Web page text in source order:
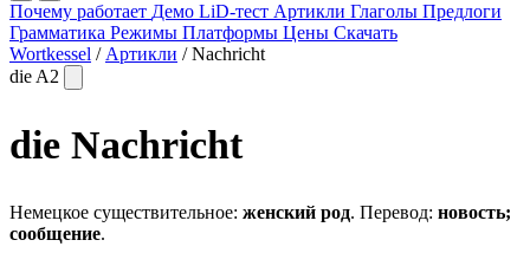
Почему работает Демо LiD-тест Артикли Глаголы Предлоги
Грамматика Режимы Платформы Цены Скачать
Wortkessel / Артикли / Nachricht
die A2
die Nachricht
Немецкое существительное: женский род. Перевод: новость;
сообщение.